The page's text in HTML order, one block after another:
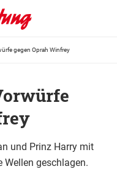
gegen Oprah Winfrey
und Prinz Harry mit
geschlagen.